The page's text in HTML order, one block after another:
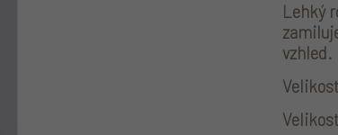
Lehký
vzhled.